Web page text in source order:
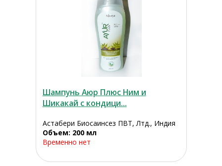
Шампунь Аюр Плюс Ним и
Шикакай с кондици...
Астабери Биосаинсез ПВТ, Лтд., Индия
Объем: 200 мл
Временно нет